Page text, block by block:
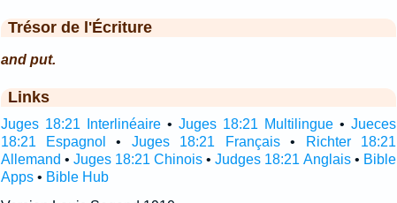
Trésor de l'Écriture
and put.
Links
Juges 18:21 Interlinéaire• Juges 18:21 Multilingue• Jueces
18:21 Espagnol
• Juges 18:21 Français•
Richter 18:21
Allemand • Juges 18:21 Chinois •Judges 18:21 Anglais• Bible
Apps• Bible Hub